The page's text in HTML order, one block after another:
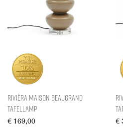
Rivièra Maison Beaugrand
Tafellamp
€ 169,00 €